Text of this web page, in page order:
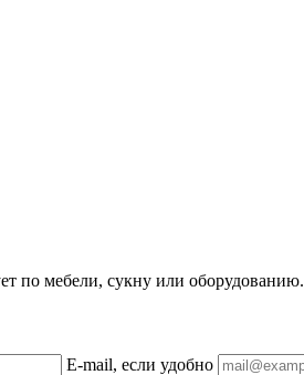
по мебели, сукну или оборудованию.
E-mail, если удобно